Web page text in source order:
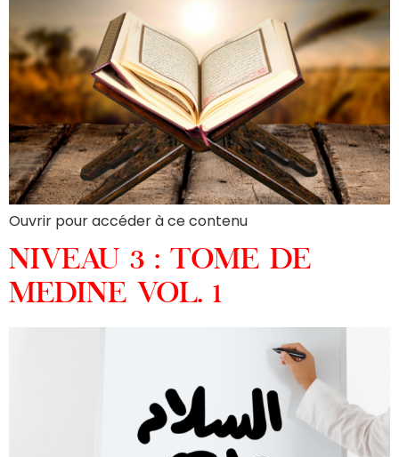
Ouvrir pour accéder à ce contenu
NIVEAU 3 : TOME DE
MEDINE VOL. 1